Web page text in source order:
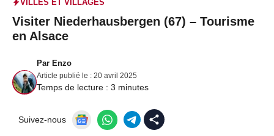
VILLES ET VILLAGES
Visiter Niederhausbergen (67) – Tourisme
en Alsace
Par Enzo
Article publié le : 20 avril 2025
Temps de lecture : 3 minutes
Suivez-nous